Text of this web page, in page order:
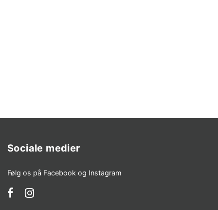
Sociale medier
Følg os på Facebook og Instagram